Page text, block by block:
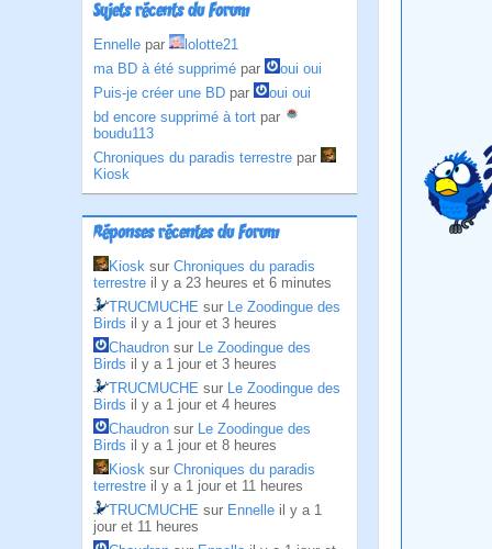
Sujets récents du Forum
Ennelle par
lolotte21
ma BD à été supprimé par
oui oui
Puis-je créer une BD par
oui oui
bd encore supprimé à tort par
boudu113
Chroniques du paradis terrestre par
Kiosk
Réponses récentes du Forum
Kiosk sur Chroniques du paradis
terrestre il y a 23 heures et 6 minutes
TRUCMUCHE sur Le Zoodingue des
Birds il y a 1 jour et 3 heures
Chaudron sur Le Zoodingue des
Birds il y a 1 jour et 3 heures
TRUCMUCHE sur Le Zoodingue des
Birds il y a 1 jour et 4 heures
Chaudron sur Le Zoodingue des
Birds il y a 1 jour et 8 heures
Kiosk sur Chroniques du paradis
terrestre il y a 1 jour et 11 heures
TRUCMUCHE sur Ennelle il y a 1
jour et 11 heures